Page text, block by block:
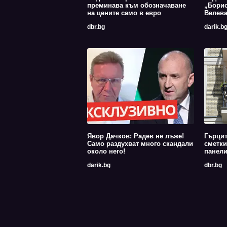
преминава към обозначаване
на цените само в евро
dbr.bg
Явор Дачков: Радев не лъже!
Само раздухват много скандали
около него!
darik.bg dbr.bg